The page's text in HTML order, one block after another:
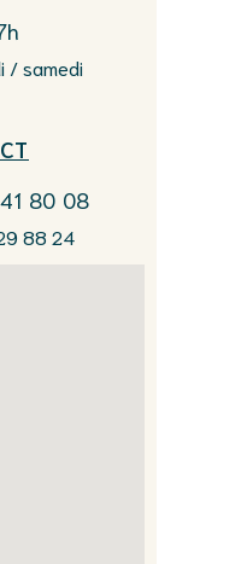
/ samedi
80 08
88 24